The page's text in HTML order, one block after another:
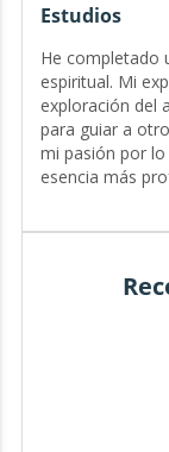
de Experiencia
Hola, soy Ara
intuitiva con 9
personas en su
divino.
significado,
de tu sendero.
sino que
explorar tu
Mi propia
con la
Estudios
He completado
espiritual. Mi
exploración del
para guiar a
mi pasión por
esencia más